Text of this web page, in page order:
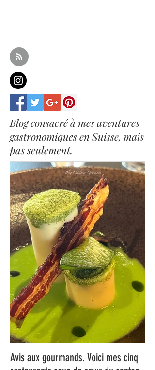
Blog consacré à mes aventures
gastronomiques en Suisse, mais
pas seulement.